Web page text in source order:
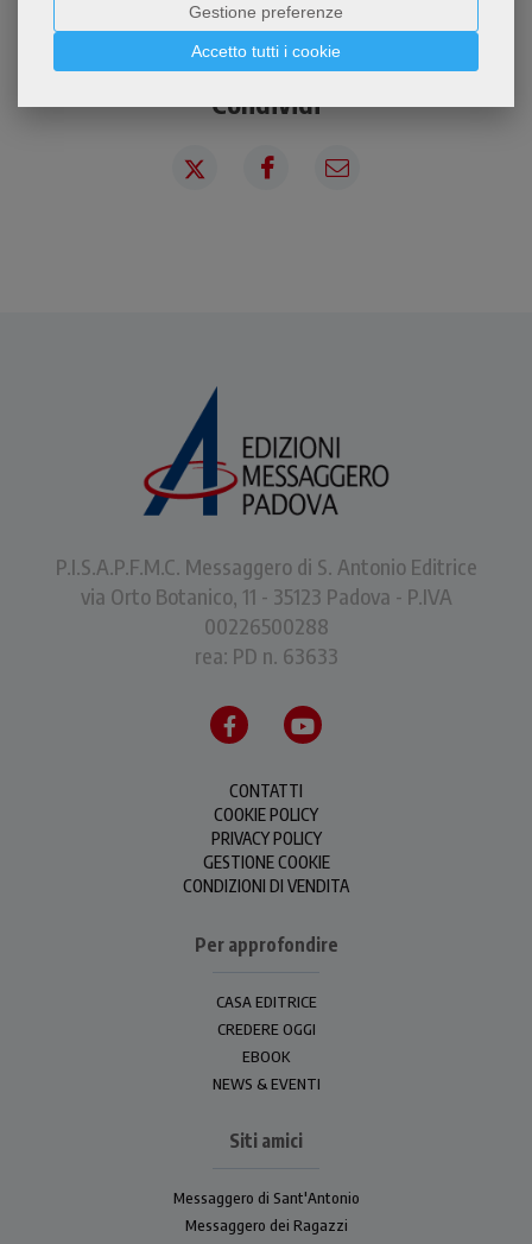
Accetto tutti i cookie
Gestione preferenze
Condividi
P.I.S.A.P.F.M.C. Messaggero di S. Antonio Editrice
via Orto Botanico, 11 - 35123 Padova - P.IVA
00226500288
rea: PD n. 63633
CONTATTI
COOKIE POLICY
PRIVACY POLICY
GESTIONE COOKIE
CONDIZIONI DI VENDITA
Per approfondire
CASA EDITRICE
CREDERE OGGI
EBOOK
NEWS & EVENTI
Siti amici
Messaggero di Sant'Antonio
Messaggero dei Ragazzi